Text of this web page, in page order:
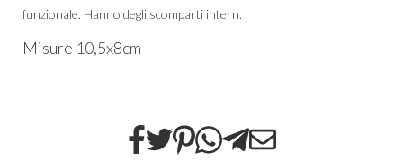
funzionale. Hanno degli scomparti intern.
Misure 10,5x8cm